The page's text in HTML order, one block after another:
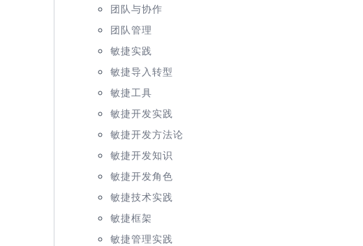
团队与协作
团队管理
敏捷实践
敏捷导入转型
敏捷工具
敏捷开发实践
敏捷开发方法论
敏捷开发知识
敏捷开发角色
敏捷技术实践
敏捷框架
敏捷管理实践